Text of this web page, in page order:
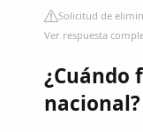
Solicitud de
Ver respuesta
¿Cuándo
nacional?